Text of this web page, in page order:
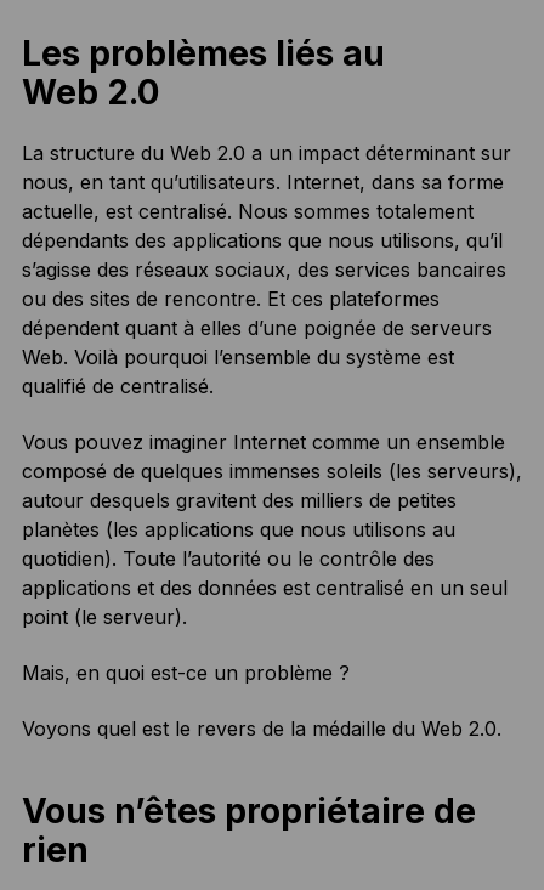
Les problèmes liés au
Web 2.0
La structure du Web 2.0 a un impact déterminant sur
nous, en tant qu’utilisateurs. Internet, dans sa forme
actuelle, est centralisé. Nous sommes totalement
dépendants des applications que nous utilisons, qu’il
s’agisse des réseaux sociaux, des services bancaires
ou des sites de rencontre. Et ces plateformes
dépendent quant à elles d’une poignée de serveurs
Web. Voilà pourquoi l’ensemble du système est
qualifié de centralisé.
Vous pouvez imaginer Internet comme un ensemble
composé de quelques immenses soleils (les serveurs),
autour desquels gravitent des milliers de petites
planètes (les applications que nous utilisons au
quotidien). Toute l’autorité ou le contrôle des
applications et des données est centralisé en un seul
point (le serveur).
Mais, en quoi est-ce un problème ?
Voyons quel est le revers de la médaille du Web 2.0.
Vous n’êtes propriétaire de
rien